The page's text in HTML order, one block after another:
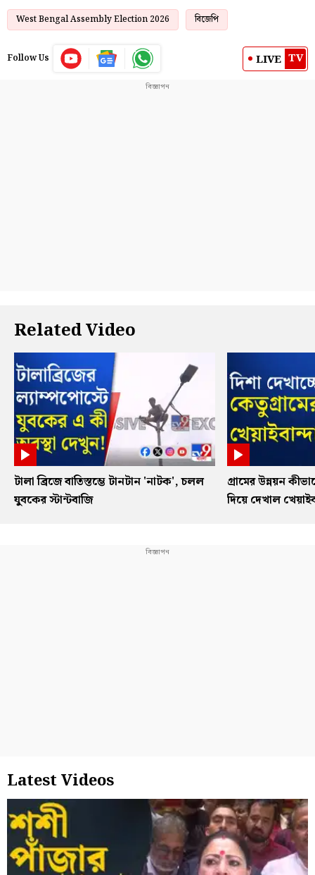
West Bengal Assembly Election 2026 বিজেপি
Follow Us LIVE TV
Related Video
টালা ব্রিজে বাতিস্তম্ভে টানটান 'নাটক', চলল
যুবকের স্টান্টবাজি
গ্রামের উন্নয়ন
দিয়ে দেখাল
Latest Videos